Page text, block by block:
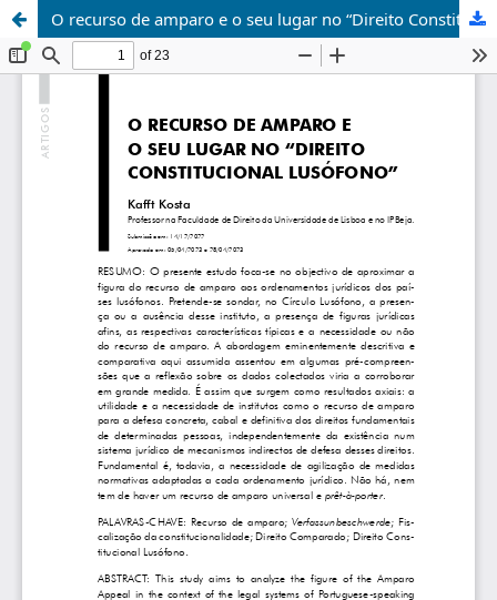
O recurso de amparo e o seu lugar no “Direito Constitucional Lusófono"